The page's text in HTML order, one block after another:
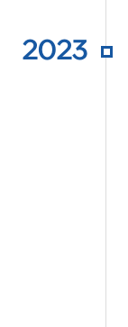
2023